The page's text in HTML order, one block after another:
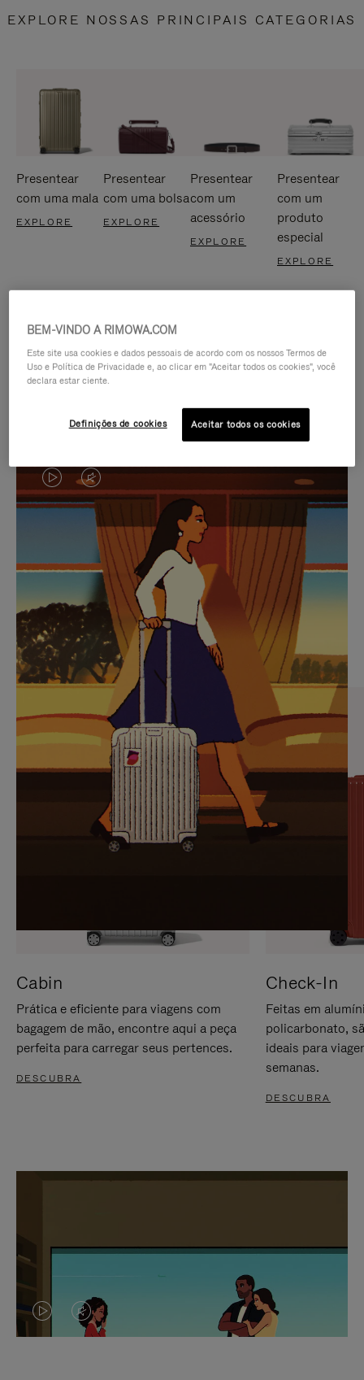
EXPLORE NOSSAS PRINCIPAIS CATEGORIAS
Presentear
com uma mala
EXPLORE
Presentear
com uma bolsa
EXPLORE
Presentear
com um
acessório
EXPLORE
Presentear
com um
produto
especial
EXPLORE
O
VÍDEO
NÃO
ESTÁ
PAUSADO,
PRESSIONE
PARA
PAUSÁ-
LO
O
VÍDEO
ESTÁ
SEM
SOM.
POR
FAVOR,
CLIQUE
PARA
ATIVÁ-
LO
SELEÇÃO DE PRESENTES CUIDADOSAMENTE
SELECIONADA
Encontre a companheira
perfeita para cada viagem
Cabin
Prática e eficiente para viagens com
bagagem de mão, encontre aqui a peça
perfeita para carregar seus pertences.
DESCUBRA
Check-In
Feitas em
policarbonato,
ideais para
semanas.
DESCUBRA
O
O
BEM-VINDO A RIMOWA.COM
Este site usa cookies e dados pessoais de acordo com os nossos Termos de
Uso e Política de Privacidade e, ao clicar em "Aceitar todos os cookies", você
declara estar ciente.
Definições de cookies Aceitar todos os cookies